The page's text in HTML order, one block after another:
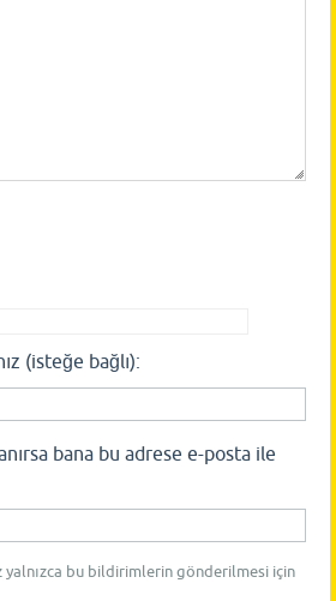
(isteğe bağlı):
bana bu adrese e-posta ile
yalnızca bu bildirimlerin gönderilmesi için